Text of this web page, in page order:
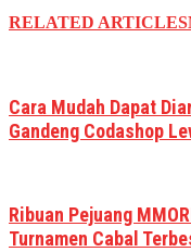
RELATED ARTICLES
Cara Mudah Dapat
Gandeng Codashop
Ribuan Pejuang
Turnamen Cabal